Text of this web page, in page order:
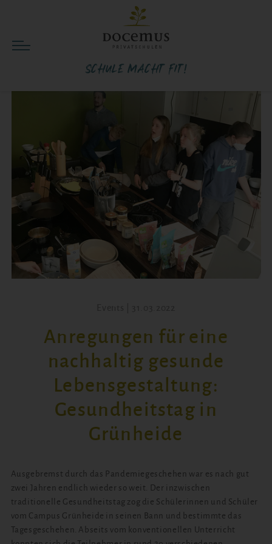
Schule macht fit!
Anregungen für eine
nachhaltig gesunde
Lebensgestaltung:
Gesundheitstag in
Grünheide
Ausgebremst durch das Pandemiegeschehen war es nach gut
zwei Jahren endlich wieder so weit. Der inzwischen
traditionelle Gesundheitstag zog die Schülerinnen und Schüler
vom Campus Grünheide in seinen Bann und bestimmte das
Tagesgeschehen. Abseits vom konventionellen Unterricht